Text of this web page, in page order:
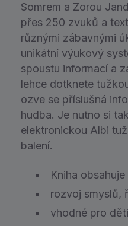
Somrem a Zorou
přes 250 zvuků a
různými zábavnými
unikátní výukový
spoustu informací a
lehce dotknete
ozve se příslušná
hudba. Je nutno si
elektronickou Albi
balení.
Kniha
rozvoj smyslů,
vhodné pro